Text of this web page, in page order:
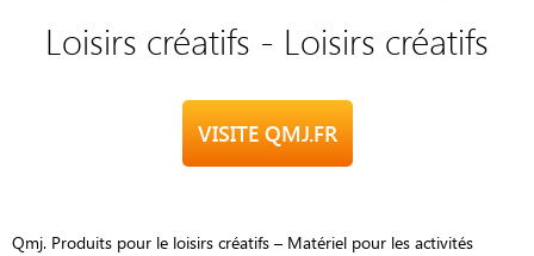
Loisirs créatifs - Loisirs créatifs
VISITE QMJ.FR
Qmj. Produits pour le loisirs créatifs – Matériel pour les activités